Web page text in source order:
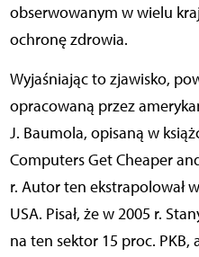
obserwowanym w wielu
ochronę zdrowia.
Wyjaśniając to zjawisko,
opracowaną przez
J. Baumola, opisaną w
Computers Get Cheaper
r. Autor ten ekstrapolował
USA. Pisał, że w 2005 r.
na ten sektor 15 proc. PKB,